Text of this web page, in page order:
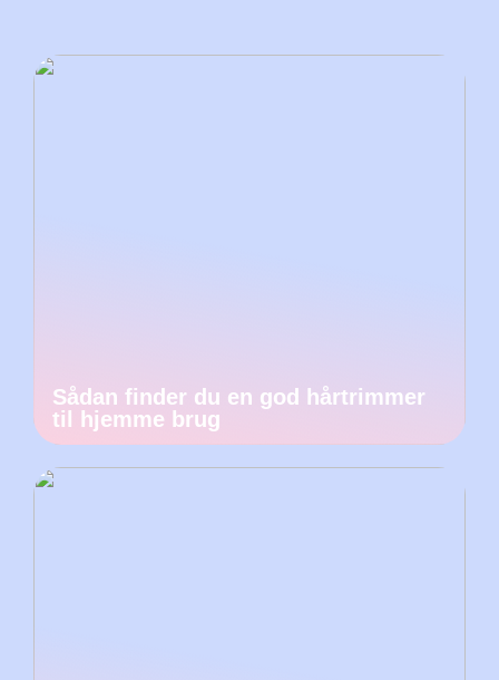
Sådan finder du en god hårtrimmer
til hjemme brug